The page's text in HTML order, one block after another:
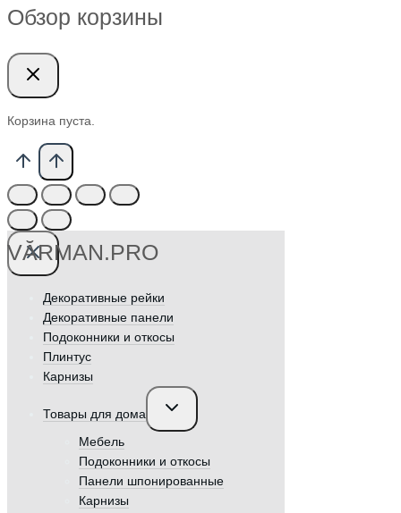
Обзор корзины
Корзина пуста.
VӐRMAN.PRO
Декоративные рейки
Декоративные панели
Подоконники и откосы
Плинтус
Карнизы
Товары для дома
Переключить
дочернее
Мебель
Подоконники и откосы
Панели шпонированные
Карнизы